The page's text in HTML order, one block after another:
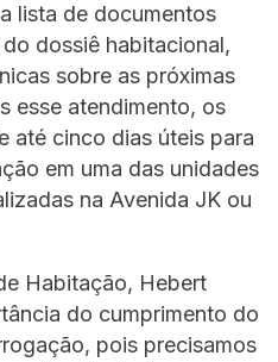
lista de documentos
dossiê habitacional,
sobre as próximas
esse atendimento, os
até cinco dias úteis para
em uma das unidades
na Avenida JK ou
Habitação, Hebert
do cumprimento do
pois precisamos